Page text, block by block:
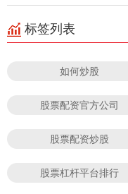
标签列表
如何炒股
股票配资官方公司
股票配资炒股
股票杠杆平台排行